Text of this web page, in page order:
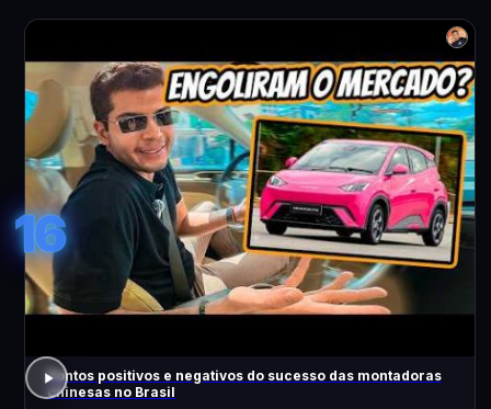
16
Pontos positivos e negativos do sucesso das montadoras
chinesas no Brasil